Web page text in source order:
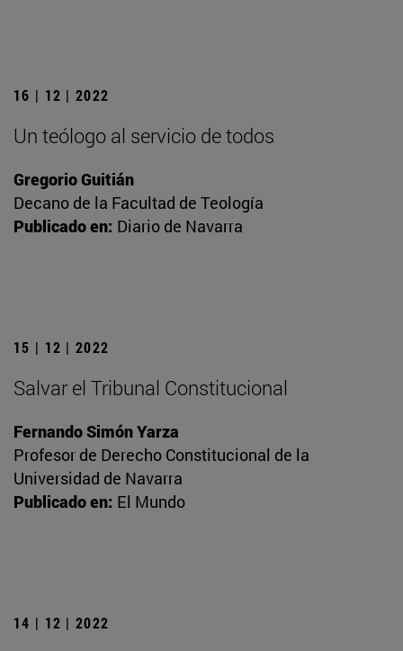
16 | 12 | 2022
Un teólogo al servicio de todos
Gregorio Guitián
Decano de la Facultad de Teología
Publicado en: Diario de Navarra
15 | 12 | 2022
Salvar el Tribunal Constitucional
Fernando Simón Yarza
Profesor de Derecho Constitucional de la
Universidad de Navarra
Publicado en: El Mundo
14 | 12 | 2022